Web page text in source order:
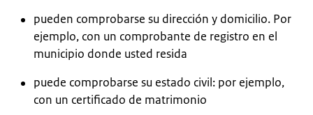
pueden comprobarse su dirección y domicilio. Por
ejemplo, con un comprobante de registro en el
municipio donde usted resida
puede comprobarse su estado civil: por ejemplo,
con un certificado de matrimonio